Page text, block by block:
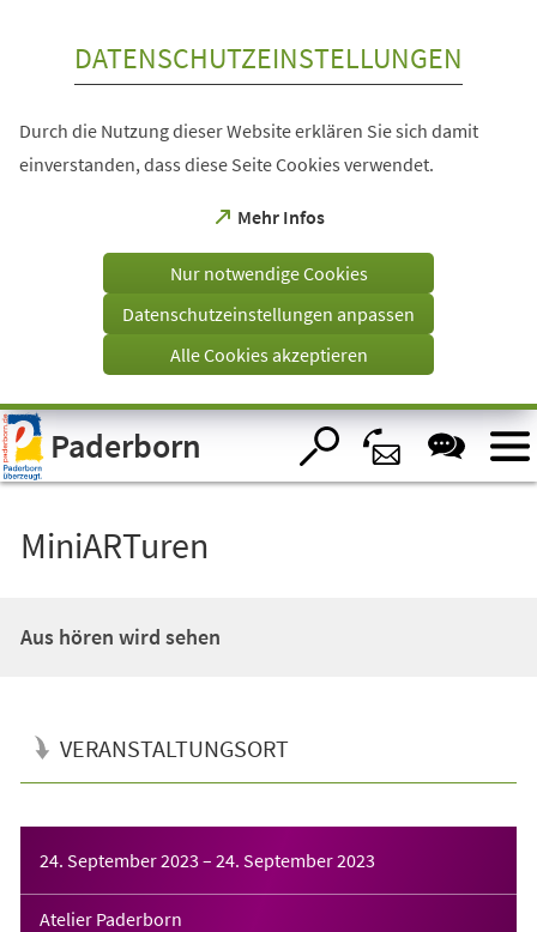
Visuelle
Assistenzsoftware
öffnen.
DATENSCHUTZEINSTELLUNGEN
Durch die Nutzung dieser Website erklären Sie sich damit
einverstanden, dass diese Seite Cookies verwendet.
Mehr Infos
(Öffnet
einem
Tab)
Nur notwendige Cookies
Datenschutzeinstellungen anpassen
Alle Cookies akzeptieren
Paderborn
MiniARTuren
Aus hören wird sehen
VERANSTALTUNGSORT
24. September 2023 – 24. September 2023
Atelier Paderborn